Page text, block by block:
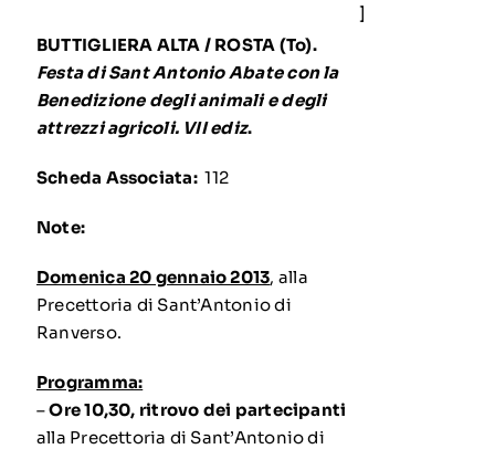
]
BUTTIGLIERA ALTA / ROSTA (To).
Festa di Sant Antonio Abate con la
Benedizione degli animali e degli
attrezzi agricoli. VII ediz.
Scheda Associata: 112
Note:
Domenica 20 gennaio 2013, alla
Precettoria di Sant’Antonio di
Ranverso.
Programma:
–Ore 10,30, ritrovo dei partecipanti
alla Precettoria di Sant’Antonio di